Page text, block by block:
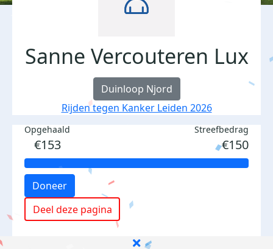
Sanne Vercouteren Lux
Duinloop Njord
Rijden tegen Kanker Leiden 2026
Opgehaald
€153
Streefbedrag
€150
Doneer
Deel deze pagina